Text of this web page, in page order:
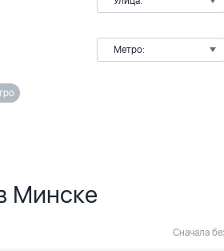
Метро:
Минске
Сначала